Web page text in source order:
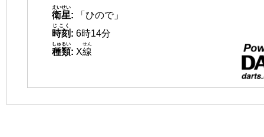
衛星
えいせい
:
「ひので」
時刻
じこく
: 6時14分
種類
しゅるい
: X線
せん